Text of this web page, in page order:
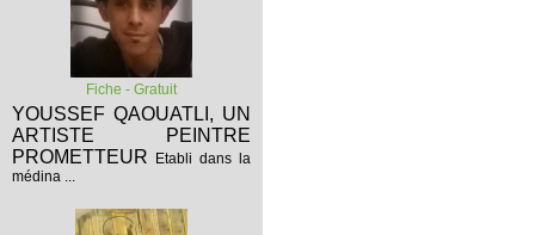
Fiche - Gratuit
YOUSSEF QAOUATLI, UN
ARTISTE PEINTRE
PROMETTEUR
Etabli dans la
médina ...